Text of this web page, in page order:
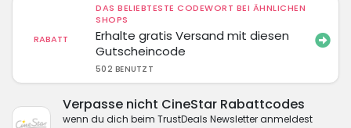
RABATT
DAS BELIEBTESTE CODEWORT BEI ÄHNLICHEN
SHOPS
Erhalte gratis Versand mit diesen
Gutscheincode
502 BENUTZT
Verpasse nicht CineStar Rabattcodes
wenn du dich beim TrustDeals Newsletter anmeldest